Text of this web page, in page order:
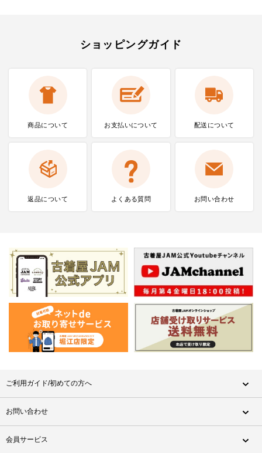
ショッピングガイド
商品について お支払いについて 配送について
返品について よくある質問 お問い合わせ
ご利用ガイド/初めての方へ
お問い合わせ
会員サービス